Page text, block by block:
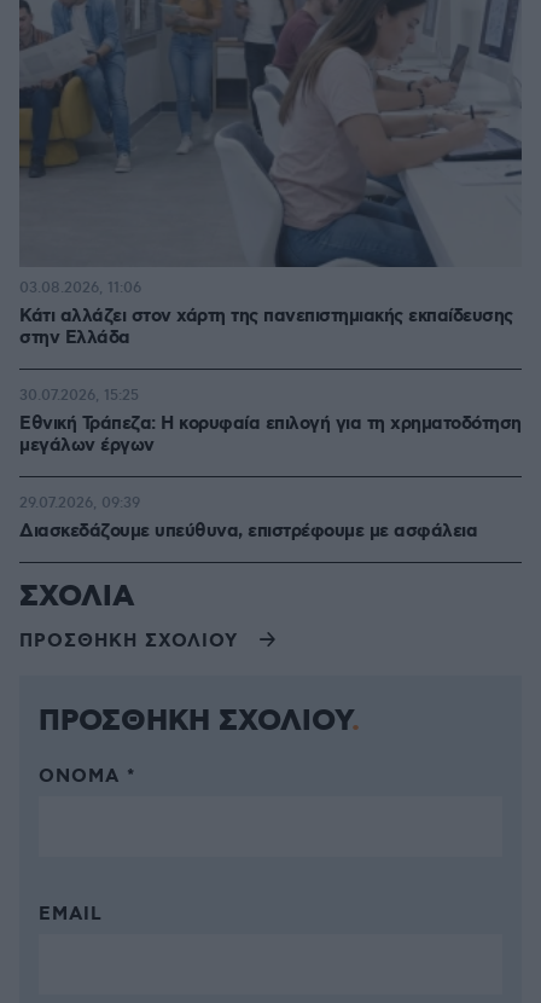
Κάτι αλλάζει στον χάρτη της πανεπιστημιακής εκπαίδευσης
στην Ελλάδα
03.08.2026, 11:06
Εθνική Τράπεζα: Η κορυφαία επιλογή για τη χρηματοδότηση
μεγάλων έργων
30.07.2026, 15:25
Διασκεδάζουμε υπεύθυνα, επιστρέφουμε με ασφάλεια
29.07.2026, 09:39
ΣΧΟΛΙΑ
ΠΡΟΣΘΗΚΗ ΣΧΟΛΙΟΥ
ΠΡΟΣΘΗΚΗ ΣΧΟΛΙΟΥ
ΌΝΟΜΑ *
EMAIL